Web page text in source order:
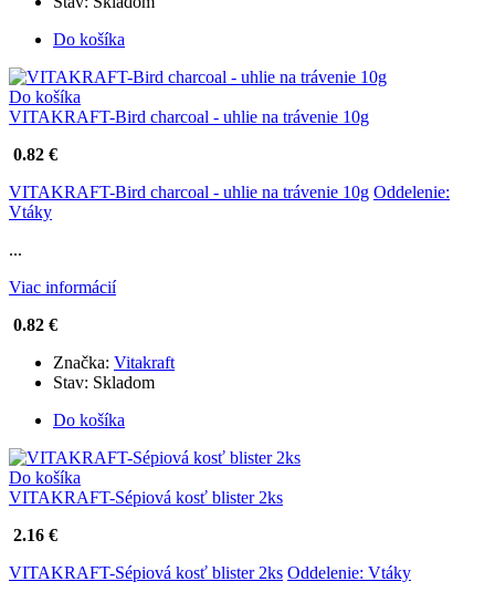
Do košíka
Do košíka
VITAKRAFT-Bird charcoal - uhlie na trávenie 10g
0.82 €
VITAKRAFT-Bird charcoal - uhlie na trávenie 10g Oddelenie:
Vtáky
...
Viac informácií
0.82 €
Značka: Vitakraft
Stav: Skladom
Do košíka
Do košíka
VITAKRAFT-Sépiová kosť blister 2ks
2.16 €
VITAKRAFT-Sépiová kosť blister 2ks Oddelenie: Vtáky